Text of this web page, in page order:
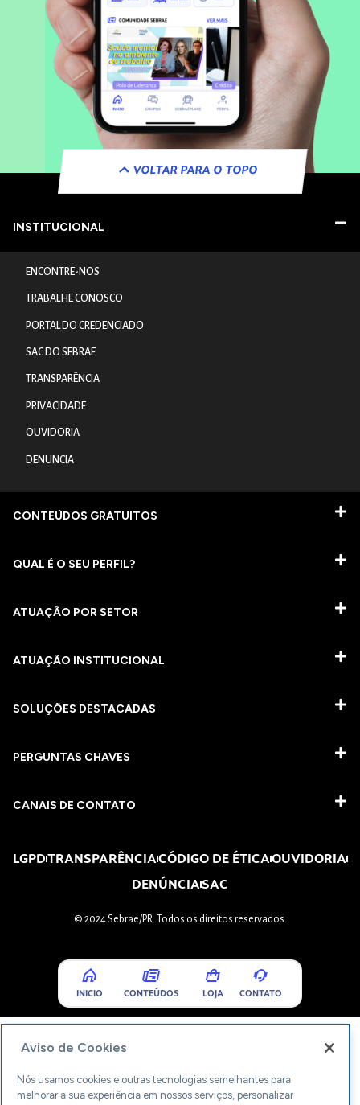
VOLTAR PARA O TOPO
INSTITUCIONAL
ENCONTRE-NOS
TRABALHE CONOSCO
PORTAL DO CREDENCIADO
SAC DO SEBRAE
TRANSPARÊNCIA
PRIVACIDADE
OUVIDORIA
DENUNCIA
CONTEÚDOS GRATUITOS
QUAL É O SEU PERFIL?
ATUAÇÃO POR SETOR
ATUAÇÃO INSTITUCIONAL
SOLUÇÕES DESTACADAS
PERGUNTAS CHAVES​
CANAIS DE CONTATO
LGPDTRANSPARÊNCIACÓDIGO DE ÉTICAOUVIDORIA
DENÚNCIASAC
© 2024 Sebrae/PR. Todos os direitos reservados.
INICIO CONTEÚDOS LOJA CONTATO
Aviso de Cookies
Nós usamos cookies e outras tecnologias semelhantes para
melhorar a sua experiência em nossos serviços, personalizar